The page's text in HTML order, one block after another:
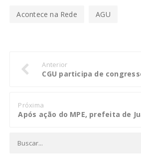
Acontece na Rede AGU
Anterior
Próxima